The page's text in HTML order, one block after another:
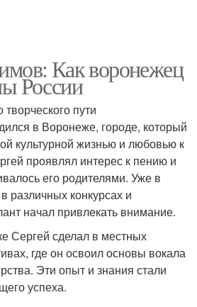
Как воронежец
России
пути
в Воронеже, городе, который
культурной жизнью и любовью к
проявлял интерес к пению и
его родителями. Уже в
различных конкурсах и
начал привлекать внимание.
Сергей сделал в местных
где он освоил основы вокала
Эти опыт и знания стали
успеха.